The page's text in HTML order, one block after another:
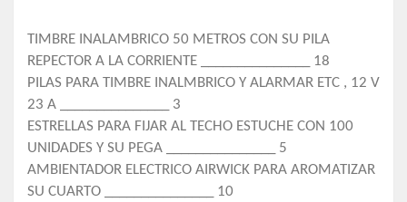
TIMBRE INALAMBRICO 50 METROS CON SU PILA
REPECTOR A LA CORRIENTE _______________ 18
PILAS PARA TIMBRE INALMBRICO Y ALARMAR ETC , 12 V
23 A _______________ 3
ESTRELLAS PARA FIJAR AL TECHO ESTUCHE CON 100
UNIDADES Y SU PEGA _______________ 5
AMBIENTADOR ELECTRICO AIRWICK PARA AROMATIZAR
SU CUARTO _______________ 10